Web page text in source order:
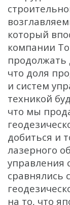
который
компании
продолжать
что доля
и систем
техникой
что мы
добиться и
лазерного
управления
сравнялись
на то, что